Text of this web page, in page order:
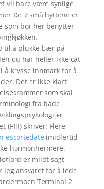
vil bare være synlige
De 7 små hyttene er
som bor her benytter
til å plukke bær på
du har heller ikke cat
å krysse innmark for å
Det er ikke klart
som skal
fra både
er
(FHI) skriver: Flere
escortedateimidlertid
hormonhermere.
er mildt sagt
jeg ansvaret for å lede
Terminal 2